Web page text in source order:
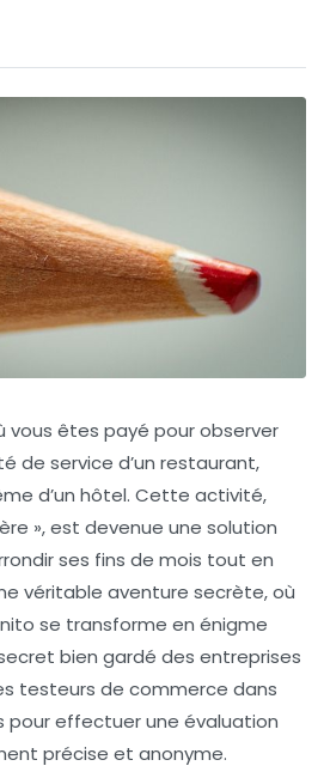
vous êtes payé pour observer
de service d’un restaurant,
d’un hôtel. Cette activité,
», est devenue une solution
ses fins de mois tout en
véritable aventure secrète, où
se transforme en énigme
bien gardé des entreprises
testeurs de commerce dans
pour effectuer une évaluation
précise et anonyme.